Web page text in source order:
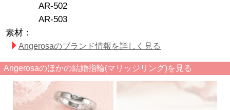
AR-502
AR-503
素材：
Angerosaのブランド情報を詳しく見る
Angerosaのほかの結婚指輪(マリッジリング)を見る